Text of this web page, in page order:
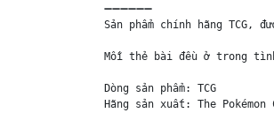
➖➖➖➖➖➖
Sản phẩm chính hãng TCG,
Mỗi thẻ bài đều ở trong
Dòng sản phẩm: TCG
Hãng sản xuất: The Pokémon